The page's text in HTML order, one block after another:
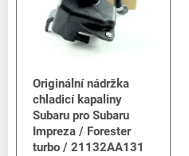
Originální nádržka
chladicí kapaliny
Subaru pro Subaru
Impreza / Forester
turbo / 21132AA131